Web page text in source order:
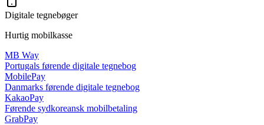
Digitale tegnebøger
Hurtig mobilkasse
MB Way
Portugals førende digitale tegnebog
MobilePay
Danmarks førende digitale tegnebog
KakaoPay
Førende sydkoreansk mobilbetaling
GrabPay